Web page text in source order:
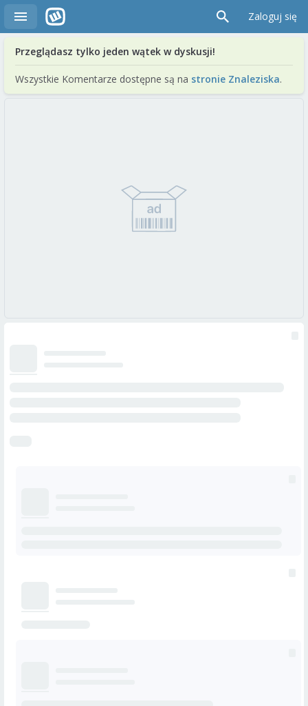
Zaloguj się
Przeglądasz tylko jeden wątek w dyskusji!
Wszystkie Komentarze dostępne są na stronie Znaleziska.